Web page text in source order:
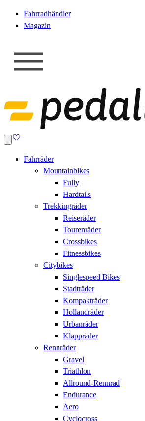
Fahrradhändler
Magazin
Fahrräder
Mountainbikes
Fully
Hardtails
Trekkingräder
Reiseräder
Tourenräder
Crossbikes
Fitnessbikes
Citybikes
Singlespeed Bikes
Stadträder
Kompakträder
Hollandräder
Urbanräder
Klappräder
Rennräder
Gravel
Triathlon
Allround-Rennrad
Endurance
Aero
Cyclocross